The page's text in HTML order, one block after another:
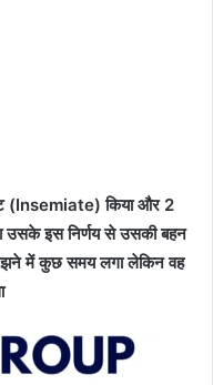
(Insemiate) किया और 2
उसके इस निर्णय से उसकी बहन
में कुछ समय लगा लेकिन वह